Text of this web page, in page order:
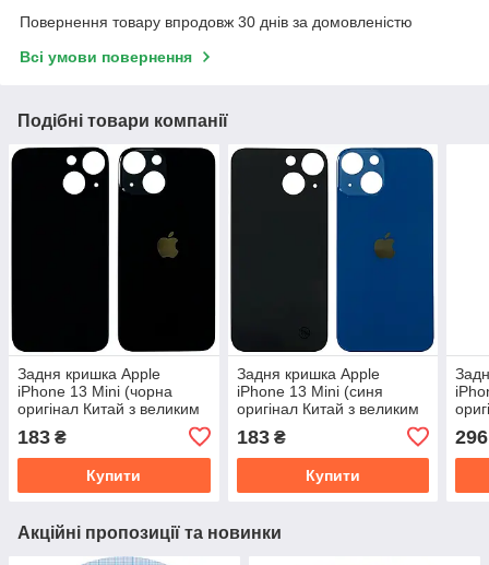
Повернення товару впродовж 30 днів за домовленістю
Всі умови повернення
Подібні товари компанії
Задня кришка Apple
iPhone 13 Mini (чорна
оригінал Китай з великим
183 ₴
Купити
Задня кришка Apple
iPhone 13 Mini (синя
оригінал Китай з великим
183₴
Купити
296
Акційні пропозиції та новинки